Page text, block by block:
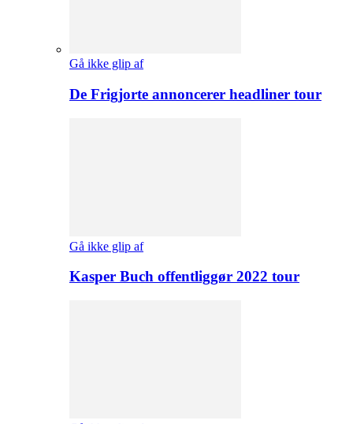
Gå ikke glip af
De Frigjorte annoncerer headliner tour
Gå ikke glip af
Kasper Buch offentliggør 2022 tour